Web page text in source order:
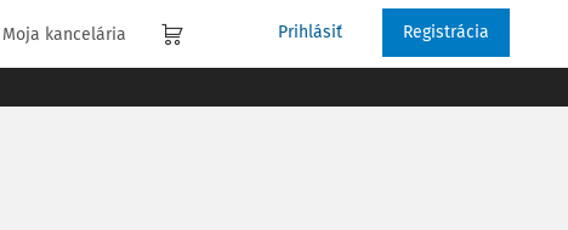
Moja kancelária Prihlásiť Registrácia